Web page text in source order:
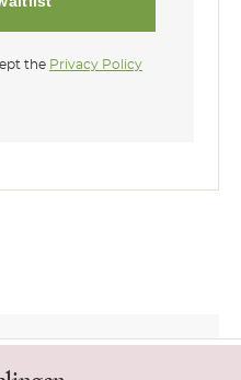
the Privacy Policy